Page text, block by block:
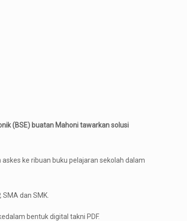
(BSE) buatan Mahoni tawarkan solusi
ke ribuan buku pelajaran sekolah dalam
dan SMK.
bentuk digital takni PDF.